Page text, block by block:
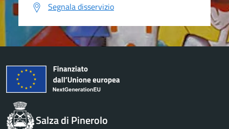
Segnala disservizio
Salza di Pinerolo